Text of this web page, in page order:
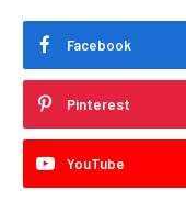
Facebook
Pinterest
YouTube